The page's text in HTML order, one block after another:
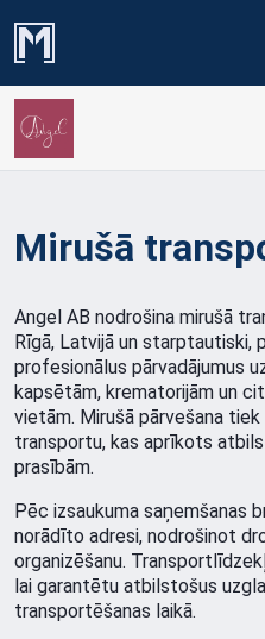
Mirušā
Angel AB nodrošina mirušā
Rīgā, Latvijā un starptautiski,
profesionālus pārvadājumus
kapsētām, krematorijām un
vietām. Mirušā pārvešana
transportu, kas aprīkots
prasībām.
Pēc izsaukuma saņemšanas
norādīto adresi, nodrošinot
organizēšanu.
lai garantētu atbilstošus
transportēšanas laikā.